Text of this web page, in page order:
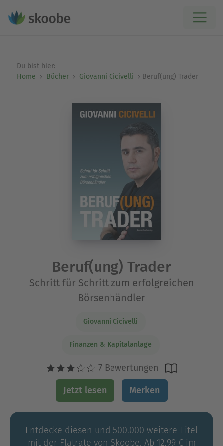
Du bist hier:
Home
Bücher Giovanni Cicivelli Beruf(ung) Trader
Beruf(ung) Trader
Schritt für Schritt zum erfolgreichen
Börsenhändler
Giovanni Cicivelli
Finanzen & Kapitalanlage
7 Bewertungen
Jetzt lesen Merken
Entdecke diesen und 500.000 weitere Titel
mit der Flatrate von Skoobe. Ab 12,99 € im